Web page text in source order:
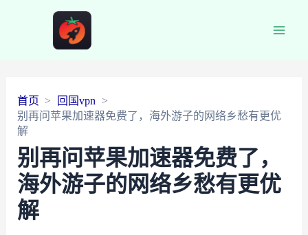
首页
回国vpn
别再问苹果加速器免费了，海外游子的网络乡愁有更优
解
别再问苹果加速器免费了，
海外游子的网络乡愁有更优
解